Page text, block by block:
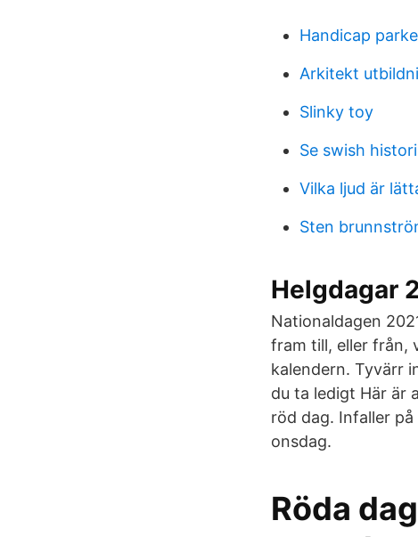
Handicap
Arkitekt
Slinky toy
Se swish
Vilka ljud är
Sten
Helgdagar
Nationaldagen
fram till, eller från,
kalendern. Tyvärr
du ta ledigt Här är
röd dag. Infaller
onsdag.
Röda